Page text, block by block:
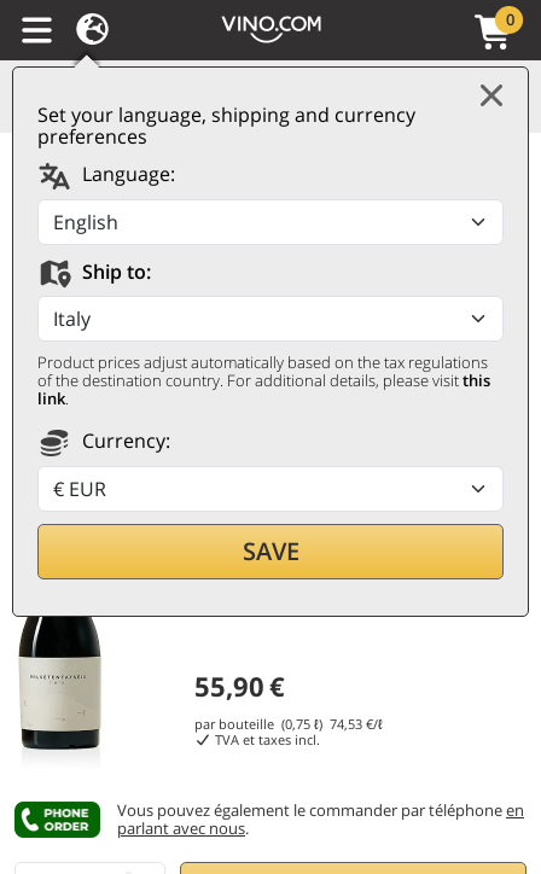
Set your language, shipping and currency
preferences
Language:
Ship to:
Product prices adjust automatically based on the tax regulations
of the destination country. For additional details, please visitthis
link.
Currency:
SAVE
0
Ribera del Duero DO
Tinto 2020
Milsetentayseis
MILSETENTAYSEIS
0,75 ℓ
55,90€
par bouteille (0,75 ℓ)74,53 €/ℓ
TVA et taxes incl.
Vous pouvez également le commander par téléphoneen
parlant avec nous.